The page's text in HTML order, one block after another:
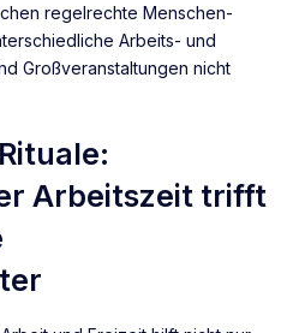
regelrechte Menschen-
Arbeits- und
Großveranstaltungen nicht
Arbeitszeit trifft